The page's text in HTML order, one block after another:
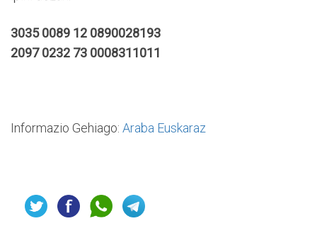
3035 0089 12 0890028193
2097 0232 73 0008311011
Informazio Gehiago: Araba Euskaraz